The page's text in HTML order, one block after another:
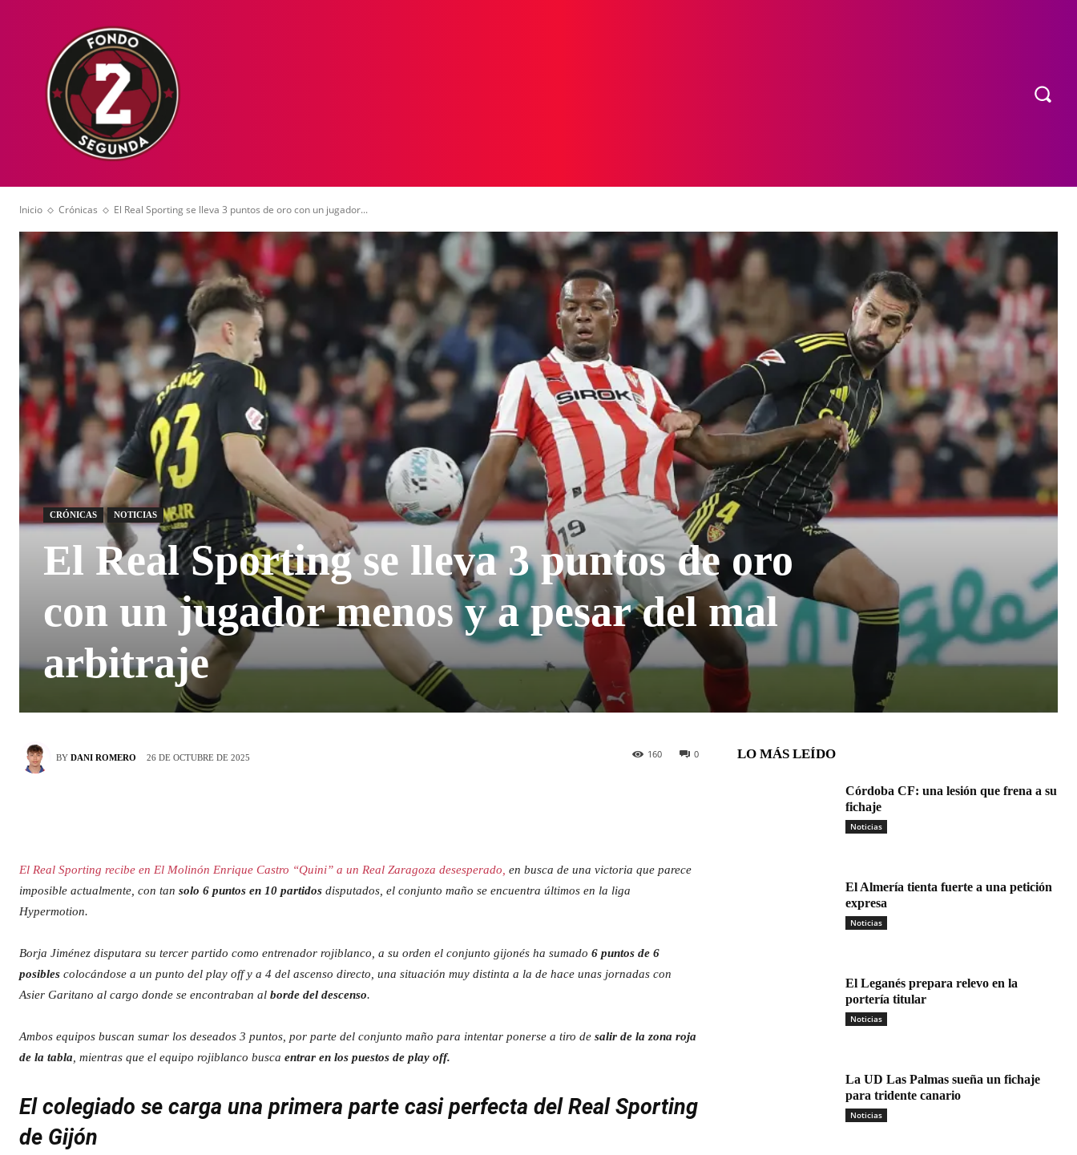
Inicio Crónicas El Real Sporting se lleva 3 puntos de oro con un jugador...
CRÓNICAS NOTICIAS
El Real Sporting se lleva 3 puntos de oro
con un jugador menos y a pesar del mal
arbitraje
BY DANI ROMERO 26 DE OCTUBRE DE 2025 0
160
El Real Sporting recibe en El Molinón Enrique Castro “Quini” a un Real Zaragoza desesperado, en busca de una victoria que parece
imposible actualmente, con tan solo 6 puntos en 10 partidos disputados, el conjunto maño se encuentra últimos en la liga
Hypermotion.
Borja Jiménez disputara su tercer partido como entrenador rojiblanco, a su orden el conjunto gijonés ha sumado 6 puntos de 6
posibles colocándose a un punto del play off y a 4 del ascenso directo, una situación muy distinta a la de hace unas jornadas con
Asier Garitano al cargo donde se encontraban al borde del descenso.
Ambos equipos buscan sumar los deseados 3 puntos, por parte del conjunto maño para intentar ponerse a tiro de salir de la zona roja
de la tabla, mientras que el equipo rojiblanco busca entrar en los puestos de play off.
El colegiado se carga una primera parte casi perfecta del Real Sporting
de Gijón
LO MÁS LEÍDO
Córdoba CF: una lesión que frena a su
fichaje
Noticias
El Almería tienta fuerte a una petición
expresa
Noticias
El Leganés prepara relevo en la
portería titular
Noticias
La UD Las Palmas sueña un fichaje
para tridente canario
Noticias